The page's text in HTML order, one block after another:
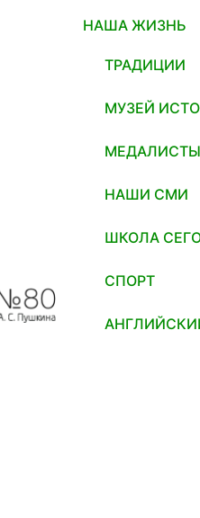
НАША ЖИЗНЬ
ТРАДИЦИИ
МУЗЕЙ
МЕДАЛИСТЫ
НАШИ СМИ
ШКОЛА
СПОРТ